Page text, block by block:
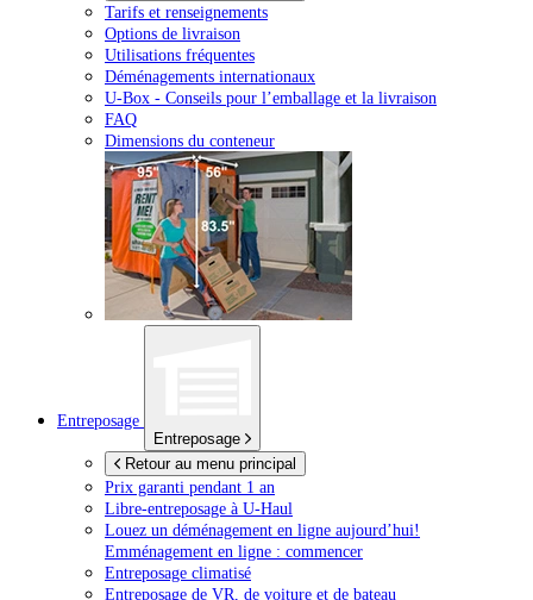
Tarifs et renseignements
Options de livraison
Utilisations fréquentes
Déménagements internationaux
U-Box - Conseils pour l’emballage et la livraison
FAQ
Dimensions du conteneur
Entreposage
Entreposage
Retour au menu principal
Prix garanti pendant 1 an
Libre-entreposage à U-Haul
Louez un déménagement en ligne aujourd’hui!
Emménagement en ligne : commencer
Entreposage climatisé
Entreposage de VR, de voiture et de bateau